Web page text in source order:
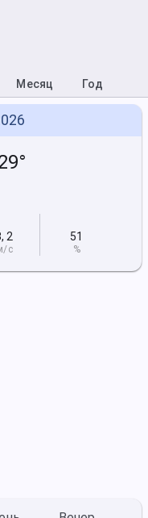
Месяц Год
, 2
с
51
%